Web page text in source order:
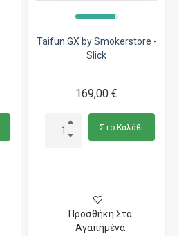
Taifun GX by Smokerstore -
Slick
169,00 €
Στο Καλάθι
Προσθήκη Στα
Αγαπημένα